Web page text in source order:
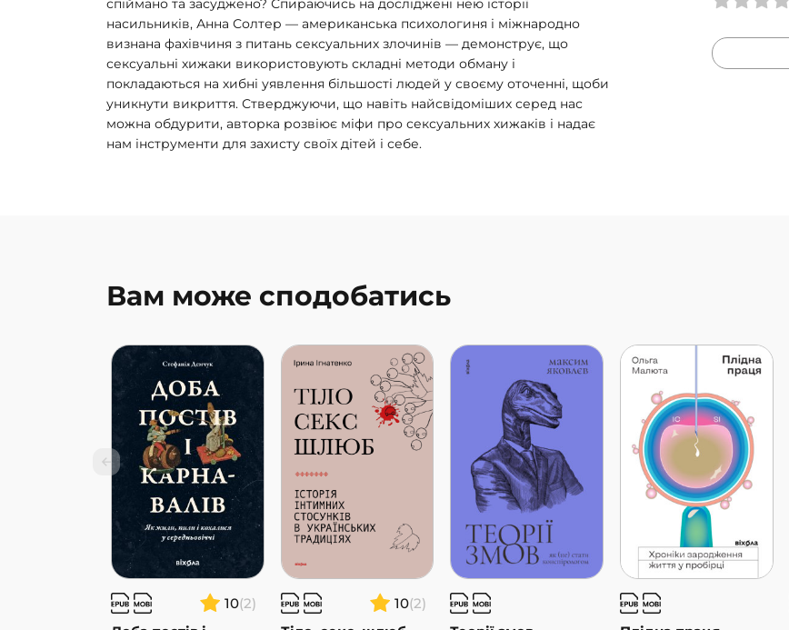
спіймано та засуджено? Спираючись на досліджені нею історії
насильників, Анна Солтер — американська психологиня і міжнародно
визнана фахівчиня з питань сексуальних злочинів — демонструє, що
сексуальні хижаки використовують складні методи обману і
покладаються на хибні уявлення більшості людей у своєму оточенні, щоби
уникнути викриття. Стверджуючи, що навіть найсвідоміших серед нас
можна обдурити, авторка розвіює міфи про сексуальних хижаків і надає
нам інструменти для захисту своїх дітей і себе.
Вам може сподобатись
10(2)
10(2)